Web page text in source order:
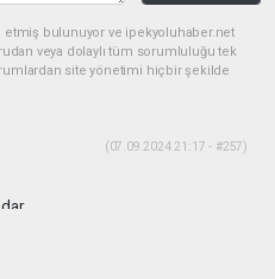
etmiş bulunuyor ve ipekyoluhaber.net
veya dolaylı tüm sorumluluğu tek
site yönetimi hiçbir şekilde
(07.09.2024 21:17 - #257)